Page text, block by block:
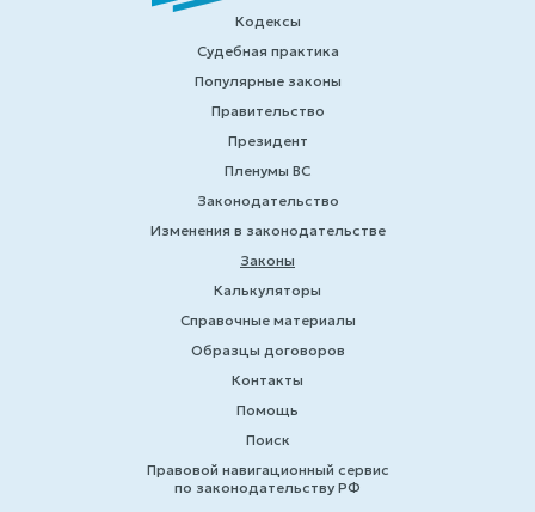
Кодексы
Судебная практика
Популярные законы
Правительство
Президент
Пленумы ВС
Законодательство
Изменения в законодательстве
Законы
Калькуляторы
Справочные материалы
Образцы договоров
Контакты
Помощь
Поиск
Правовой навигационный сервис
по законодательству РФ